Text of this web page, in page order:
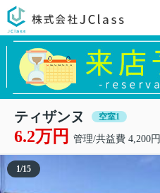
ティザンヌ 空室1
6.2万円 管理/共益費 4,200円
1/15